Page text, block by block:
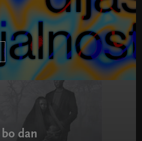
height="395">
dan